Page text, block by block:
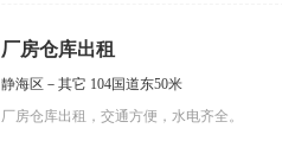
厂房仓库出租
静海区－其它 104国道东50米
厂房仓库出租，交通方便，水电齐全。